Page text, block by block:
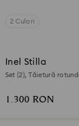
2 Culori
Inel Stilla
Set (2), Tăietură
1.300 RON